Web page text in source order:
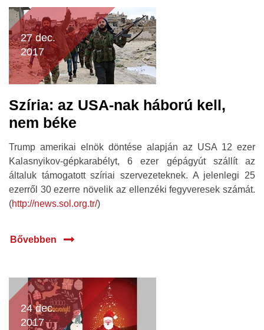
27 dec.
2017
Szíria: az USA-nak háború kell,
nem béke
Trump amerikai elnök döntése alapján az USA 12 ezer
Kalasnyikov-gépkarabélyt, 6 ezer gépágyút szállít az
általuk támogatott szíriai szervezeteknek. A jelenlegi 25
ezerről 30 ezerre növelik az ellenzéki fegyveresek számát.
(http://news.sol.org.tr/)
Bővebben
24 dec.
2017